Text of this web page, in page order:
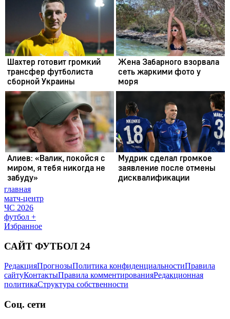
главная
матч-центр
ЧС 2026
футбол +
Избранное
САЙТ ФУТБОЛ 24
РедакцияПрогнозыПолитика конфиденциальностиПравила
сайтуКонтактыПравила комментированияРедакционная
политикаСтруктура собственности
Соц. сети